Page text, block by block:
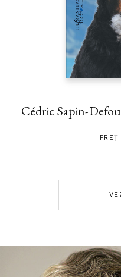
Cédric Sapin-